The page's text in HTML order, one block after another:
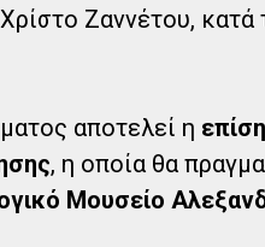
Ζαννέτου,
αποτελεί η
, η οποία θα
Μουσείο